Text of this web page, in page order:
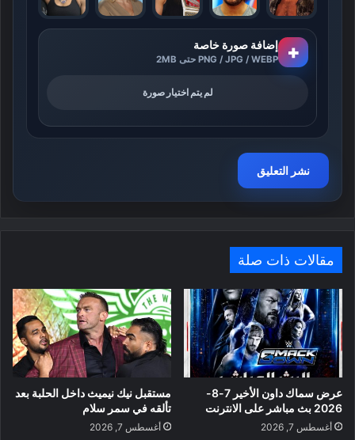
+ إضافة صورة خاصة
PNG / JPG / WEBP حتى 2MB
لم يتم اختيار صورة
مقالات ذات صلة
عرض سماك داون الأخير 7-8-
2026 بث مباشر على الانترنت
أغسطس 7, 2026
مستقبل نيك نيميث داخل الحلبة بعد
تألقه في سمر سلام
أغسطس 7, 2026